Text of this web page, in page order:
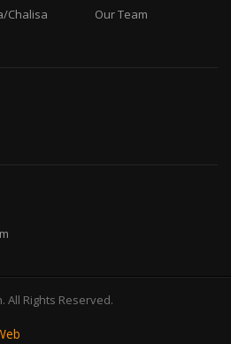
Chalisa
Our Team
All Rights Reserved.